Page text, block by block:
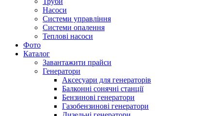
Насоси
Системи управління
Системи опалення
Теплові насоси
Фото
Каталог
Завантажити прайси
Генератори
Аксесуари для генераторів
Балконні сонячні станції
Бензинові генератори
Газобензинові генератори